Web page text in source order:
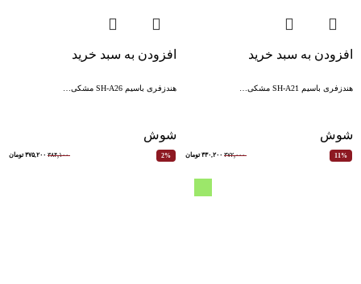
افزودن به سبد خرید
هندزفری باسیم SH-A21 مشکی…
شوش
11% ۳۷۲,۰۰۰ ۳۳۰,۲۰۰ تومان
افزودن به سبد خرید
هندزفری باسیم SH-A26 مشکی…
شوش
2% ۳۸۴,۱۰۰ ۳۷۵,۲۰۰ تومان